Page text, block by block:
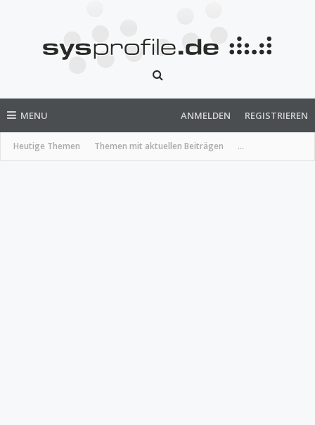
MENU
Heutige Themen Themen mit aktuellen Beiträgen ...
ANMELDEN REGISTRIEREN